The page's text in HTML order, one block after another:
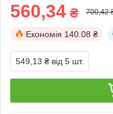
560,34 ₴ 700,42
Економія 140.08 ₴
549,13 ₴ від 5 шт.